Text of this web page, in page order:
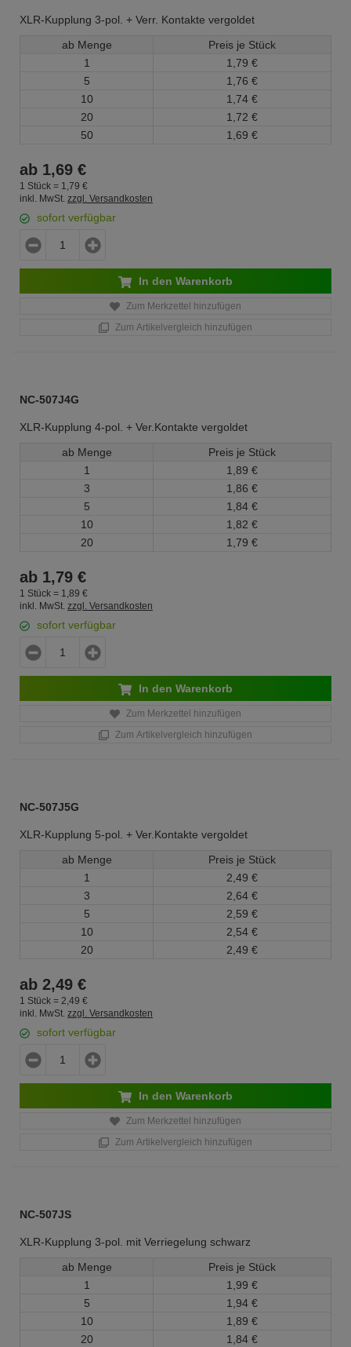
XLR-Kupplung 3-pol. + Verr. Kontakte vergoldet
ab Menge
Preis je Stück
1
1, 79 €
5
1, 76 €
10
1, 74 €
20
1, 72 €
50
1, 69 €
ab 1,69 €
1 Stück = 1, 79 €
inkl. MwSt. zzgl. Versandkosten
sofort verfügbar
In den Warenkorb
Zum Merkzettel hinzufügen
Zum Artikelvergleich hinzufügen
NC-507J4G
XLR-Kupplung 4-pol. + Ver.Kontakte vergoldet
ab Menge
Preis je Stück
1
1, 89 €
3
1, 86 €
5
1, 84 €
10
1, 82 €
20
1, 79 €
ab 1,79 €
1 Stück = 1, 89 €
inkl. MwSt. zzgl. Versandkosten
sofort verfügbar
In den Warenkorb
Zum Merkzettel hinzufügen
Zum Artikelvergleich hinzufügen
NC-507J5G
XLR-Kupplung 5-pol. + Ver.Kontakte vergoldet
ab Menge
Preis je Stück
1
2, 49 €
3
2, 64 €
5
2, 59 €
10
2, 54 €
20
2, 49 €
ab 2,49 €
1 Stück = 2, 49 €
inkl. MwSt. zzgl. Versandkosten
sofort verfügbar
In den Warenkorb
Zum Merkzettel hinzufügen
Zum Artikelvergleich hinzufügen
NC-507JS
XLR-Kupplung 3-pol. mit Verriegelung schwarz
ab Menge
Preis je Stück
1
1, 99 €
5
1, 94 €
10
1, 89 €
20
1, 84 €